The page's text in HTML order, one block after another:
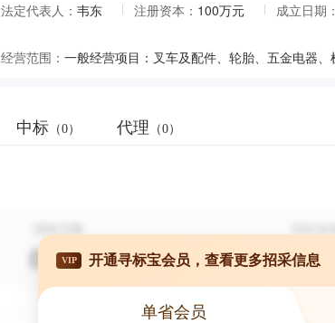
法定代表人： 韦东 注册资本： 100万元 成立日期：
经营范围：
中标 （0） 代理 （0）
VIP 开通寻标宝会员，查看更多招采信息
单省会员